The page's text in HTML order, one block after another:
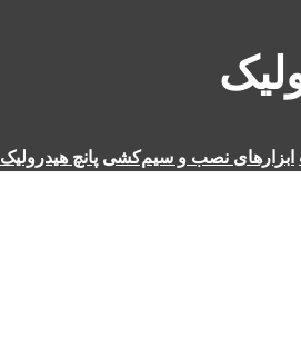
ابزارهای نصب و سیم‌کشی پانچ هیدرولیک